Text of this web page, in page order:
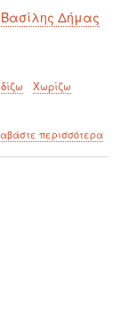
Δήμας
Χωρίζω
περισσότεραγια